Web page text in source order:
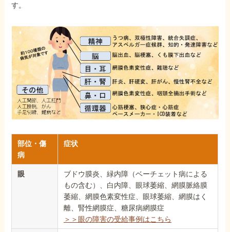
す。
部位・傷
病
症状
眼
ブドウ膜炎、緑内障（ベーチェット病による
もの含む）、白内障、眼球萎縮、網膜脈絡膜
萎縮、網膜色素変性症、眼球萎縮、網膜はく
離、腎性網膜症、糖尿病網膜症
＞＞眼の障害の受給事例はこちら